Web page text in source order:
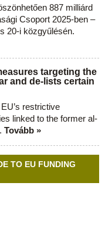
887 milliárd
Csoport 2025-ben –
20-i közgyűlésén.
targeting the
and de-lists certain
restrictive
linked to the former al-
Tovább »
TO EU FUNDING